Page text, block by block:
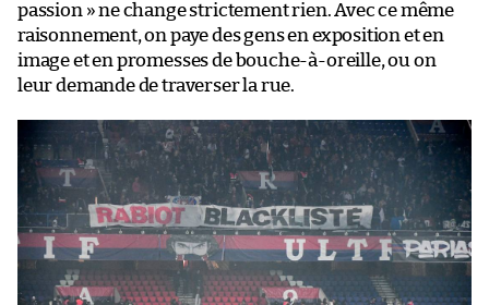
passion » ne change strictement rien. Avec ce même
raisonnement, on paye des gens en exposition et en
image et en promesses de bouche-à-oreille, ou on
leur demande de traverser la rue.